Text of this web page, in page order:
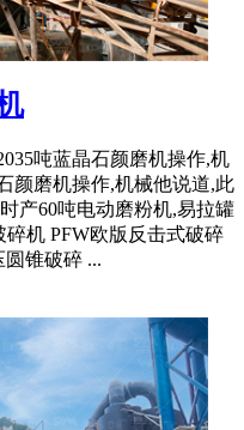
吨蓝晶石颜磨机操作,机
颜磨机操作,机械他说道,此
产60吨电动磨粉机,易拉罐
机 PFW欧版反击式破碎
锥破碎 ...